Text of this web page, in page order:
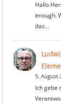
Hallo
enough.
das…
5. August
Ich gebe